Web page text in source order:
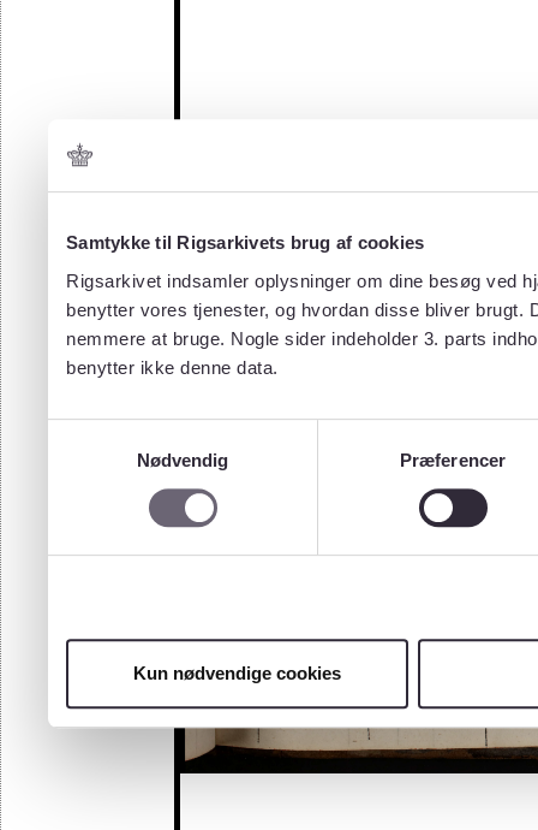
Samtykke til Rigsarkivets brug af cookies
Rigsarkivet indsamler oplysninger om dine besøg ved
benytter vores tjenester, og hvordan disse bliver
nemmere at bruge. Nogle sider indeholder 3. parts
benytter ikke denne data.
Nødvendig
Præferencer
Kun nødvendige cookies